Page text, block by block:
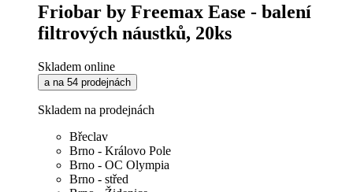
Friobar by Freemax Ease - balení
filtrových náustků, 20ks
Skladem online
a na 54 prodejnách
Skladem na prodejnách
Břeclav
Brno - Královo Pole
Brno - OC Olympia
Brno - střed